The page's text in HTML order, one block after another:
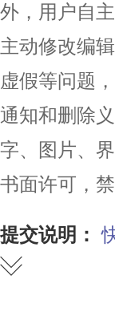
外，用户自
主动修改编
虚假等问题
通知和删除义
字、图片、
书面许可，
提交说明：